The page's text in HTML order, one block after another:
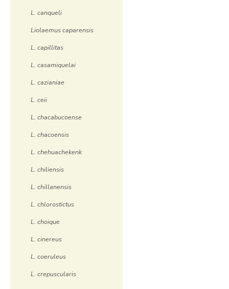
L. canqueli
Liolaemus caparensis
L. capillitas
L. casamiquelai
L. cazianiae
L. ceii
L. chacabucoense
L. chacoensis
L. chehuachekenk
L. chiliensis
L. chillanensis
L. chlorostictus
L. choique
L. cinereus
L. coeruleus
L. crepuscularis